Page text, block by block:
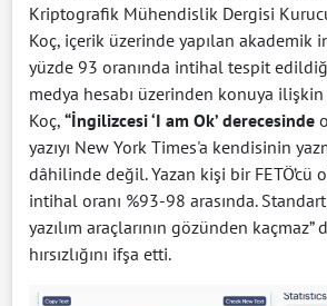
Kriptografik Mühendislik Dergisi
Koç, içerik üzerinde yapılan akademik
yüzde 93 oranında intihal tespit
medya hesabı üzerinden konuya ilişkin
Koç, “İngilizcesi ‘I am Ok’ derecesinde
yazıyı New York Times'a kendisinin
dâhilinde değil. Yazan kişi bir FETÖ’cü
intihal oranı %93-98 arasında.
yazılım araçlarının gözünden
hırsızlığını ifşa etti.